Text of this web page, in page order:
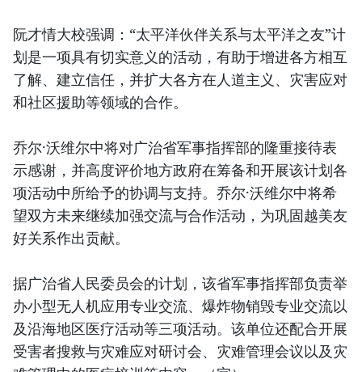
阮才情大校强调：“太平洋伙伴关系与太平洋之友”计
划是一项具有切实意义的活动，有助于增进各方相互
了解、建立信任，并扩大各方在人道主义、灾害应对
和社区援助等领域的合作。
乔尔·沃维尔中将对广治省军事指挥部的隆重接待表
示感谢，并高度评价地方政府在筹备和开展该计划各
项活动中所给予的协调与支持。乔尔·沃维尔中将希
望双方未来继续加强交流与合作活动，为巩固越美友
好关系作出贡献。
据广治省人民委员会的计划，该省军事指挥部负责举
办小型无人机应用专业交流、爆炸物销毁专业交流以
及沿海地区医疗活动等三项活动。该单位还配合开展
受害者搜救与灾难应对研讨会、灾难管理会议以及灾